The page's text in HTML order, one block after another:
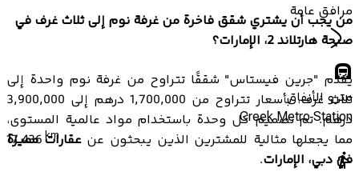
من يجب أن يشتري شقق فاخرة من غرفة نوم إلى ثلاث غرف في
صبحة هارتلاند 2، الإمارات؟
يقدم "جرين فيستاس" شققًا تتراوح من غرفة نوم واحدة إلى
ثلاث غرف، بأسعار تتراوح من 1,700,000 درهم إلى 3,900,000
درهم. تم تصميم كل وحدة باستخدام مواد عالمية المستوى،
مما يجعلها مثالية للمشترين الذين يبحثون عنعقارات مميزة
في دبي، الإمارات.
مرافق عامة
مترو الأنفاق
Creek Metro Station
17.436 km